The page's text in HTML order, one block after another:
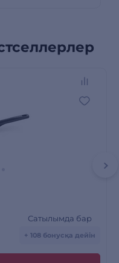
Сатылымда бар
+ 108 бонусқа дейін